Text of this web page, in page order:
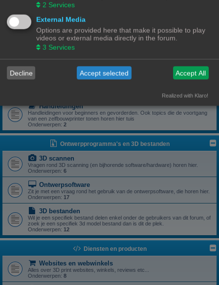
Vragen rond de opbouw en het gebruik van een zelfbouw
printer horen hier.
Wil je zelf een printer bouwen, heb je er eentje gebouwd en zit je met een
vraag. Dan is dit z'n plek.
Onderwerpen:13
Onderdelen
onderdeel? Dan is dit z'n plek.
Onderwerpen:
Handleidingen
Handleidingen voor beginners en gevorderden. Ook topics die de voortgang
van een zelfbouwprinter tonen horen hier tuis
Onderwerpen: 2
Ontwerpprogramma's en 3D bestanden
3D scannen
Vragen rond 3D scanning (en bijhorende software/hardware) horen hier.
Onderwerpen: 6
Ontwerpsoftware
Zit je met een vraag rond het gebruik van de ontwerpsoftware, die horen hier.
Onderwerpen: 17
3D bestanden
Wil je een specifiek bestand delen enkel onder de gebruikers van dit forum, of
zoek je een specifiek 3d model bestand dan is dit de plek.
Onderwerpen: 12
Diensten en producten
Websites en webwinkels
Alles over 3D print websites, winkels, reviews etc...
Onderwerpen: 8
2 Services
External Media
Options are provided here that make it possible to play
videos or external media directly in the forum.
3 Services
Decline Accept selected Accept All
Realized with Klaro!